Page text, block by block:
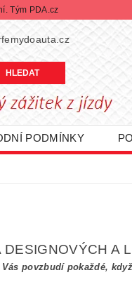
Tým PDA.cz
PODMÍNKY
A
povzbudí pokaždé,